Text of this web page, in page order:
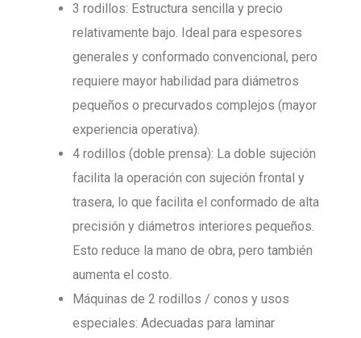
3 rodillos: Estructura sencilla y precio
relativamente bajo. Ideal para espesores
generales y conformado convencional, pero
requiere mayor habilidad para diámetros
pequeños o precurvados complejos (mayor
experiencia operativa).
4 rodillos (doble prensa): La doble sujeción
facilita la operación con sujeción frontal y
trasera, lo que facilita el conformado de alta
precisión y diámetros interiores pequeños.
Esto reduce la mano de obra, pero también
aumenta el costo.
Máquinas de 2 rodillos / conos y usos
especiales: Adecuadas para laminar